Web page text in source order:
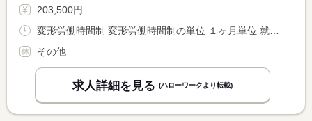
203,500円
その他
求人詳細を見る (ハローワークより転載)